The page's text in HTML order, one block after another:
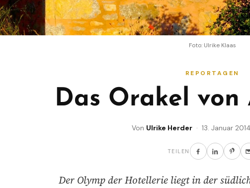
Foto: Ulrike Klaas
REPORTAGEN
Das Orakel von
Von Ulrike Herder· 13. Januar
TEILEN
Der Olymp der Hotellerie liegt in der